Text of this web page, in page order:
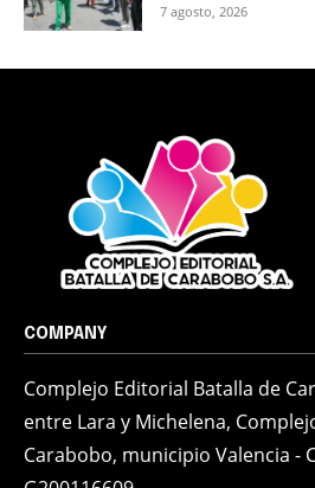
7 agosto, 2026
COMPANY
Complejo Editorial Batalla de
entre Lara y Michelena,
Carabobo, municipio Valencia -